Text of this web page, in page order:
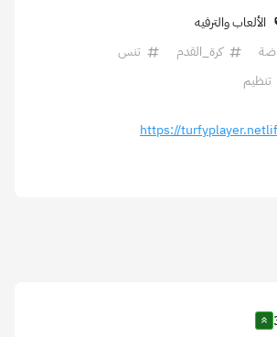
الألعاب والترفيه
كرة_القدم
تنس
تنظيم
https://